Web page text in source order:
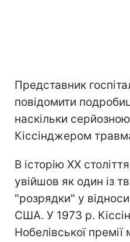
Представник
повідомити
наскільки
Кіссінджером
В історію XX
увійшов як один із
"розрядки" у
США. У 1973 р.
Нобелівської